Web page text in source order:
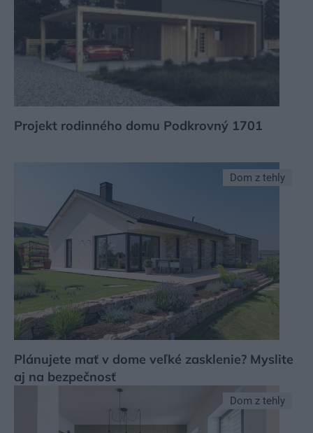
Projekt rodinného domu Podkrovný 1701
Dom z tehly
Plánujete mať v dome veľké zasklenie? Myslite
aj na bezpečnosť
Dom z tehly